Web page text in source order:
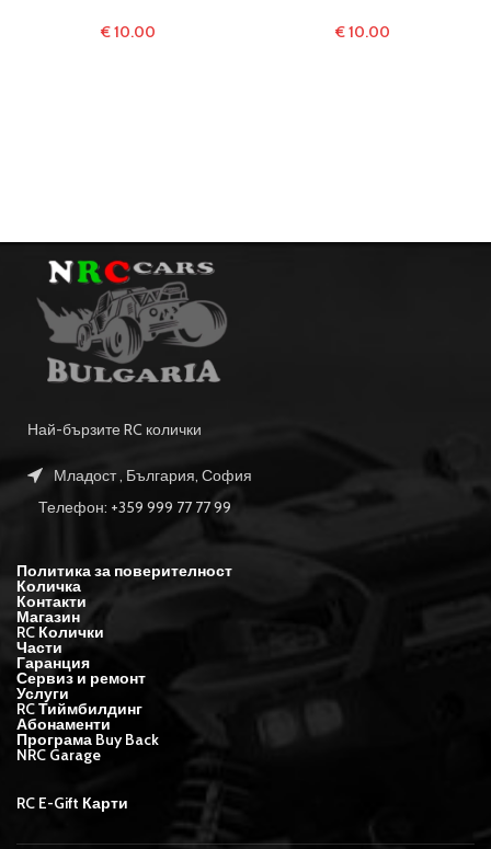
€10.00 €10.00
Най-бързите RC колички
Младост , България, София
Телефон: +359 999 77 77 99
Политика за поверителност
Количка
Контакти
Магазин
RC Колички
Части
Гаранция
Сервиз и ремонт
Услуги
RC Тиймбилдинг
Абонаменти
Програма Buy Back
NRC Garage
RC E-Gift Карти